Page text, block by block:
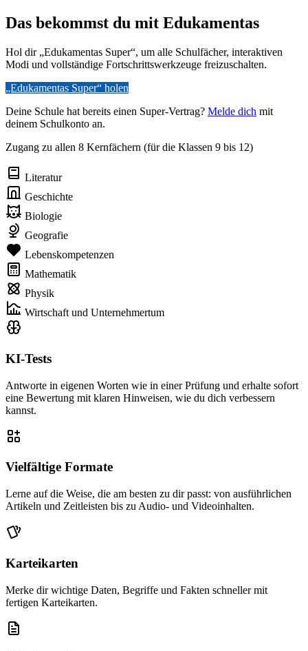
Das bekommst du mit Edukamentas
Hol dir „Edukamentas Super“, um alle Schulfächer, interaktiven
Modi und vollständige Fortschrittswerkzeuge freizuschalten.
„Edukamentas Super“ holen
Deine Schule hat bereits einen Super-Vertrag? Melde dich mit
deinem Schulkonto an.
Zugang zu allen 8 Kernfächern (für die Klassen 9 bis 12)
Literatur
Geschichte
Biologie
Geografie
Lebenskompetenzen
Mathematik
Physik
Wirtschaft und Unternehmertum
KI-Tests
Antworte in eigenen Worten wie in einer Prüfung und erhalte sofort
eine Bewertung mit klaren Hinweisen, wie du dich verbessern
kannst.
Vielfältige Formate
Lerne auf die Weise, die am besten zu dir passt: von ausführlichen
Artikeln und Zeitleisten bis zu Audio- und Videoinhalten.
Karteikarten
Merke dir wichtige Daten, Begriffe und Fakten schneller mit
fertigen Karteikarten.